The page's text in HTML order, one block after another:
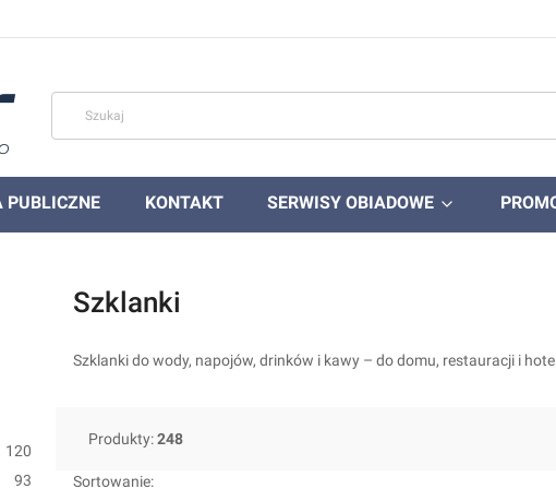
PUBLICZNE KONTAKT SERWISY OBIADOWE
120
93
Szklanki
Szklanki do wody, napojów, drinków i kawy – do domu, restauracji i
Produkty:248
Sortowanie: